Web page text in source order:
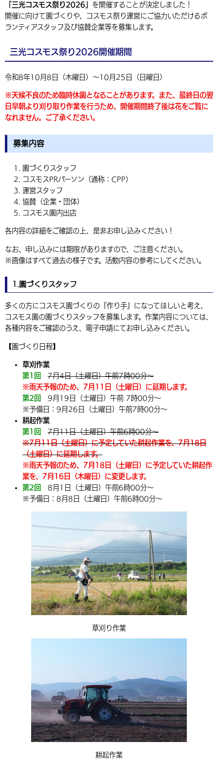
「三光コスモス祭り2026」 を開催することが決定しました！
開催に向けて園づくりや、コスモス祭り運営にご協力いただけるボ
ランティアスタッフ及び協賛企業等を募集します。
三光コスモス祭り2026開催期間
令和8年10月8日（木曜日）～10月25日（日曜日）
※天候不良のため臨時休園となることがあります。また、最終日の翌
日早朝より刈り取り作業を行うため、開催期間終了後は花をご覧に
なれません。ご了承ください。
募集内容
園づくりスタッフ
コスモスPRパーソン（通称：CPP）
運営スタッフ
協賛（企業・団体）
コスモス園内出店
各内容の詳細をご確認の上、是非お申し込みください！
なお、申し込みには期限がありますので、ご注意ください。
※画像はすべて過去の様子です。活動内容の参考にしてください。
1.園づくりスタッフ
多くの方にコスモス園づくりの『作り手』になってほしいと考え、
コスモス園の園づくりスタッフを募集します。作業内容については、
各種内容をご確認のうえ、電子申請にてお申し込みください。
【園づくり日程】
草刈作業
第1回
7月4日（土曜日）午前7時00分～
※雨天予報のため、7月11日（土曜日）に延期します。
第2回
9月19日（土曜日）午前 7時00分～
※予備日：9月26日（土曜日）午前7時00分～
耕起作業
第1回
7月11日（土曜日）午前6時00分～
※7月11日（土曜日）に予定していた耕起作業を、7月18日
（土曜日）に延期します。
※雨天予報のため、7月18日（土曜日）に予定していた耕起作
業を、7月16日（木曜日）に変更します。
第2回
8月1日（土曜日）午前6時00分～
※予備日：8月8日（土曜日）午前6時00分～
草刈り作業
耕起作業